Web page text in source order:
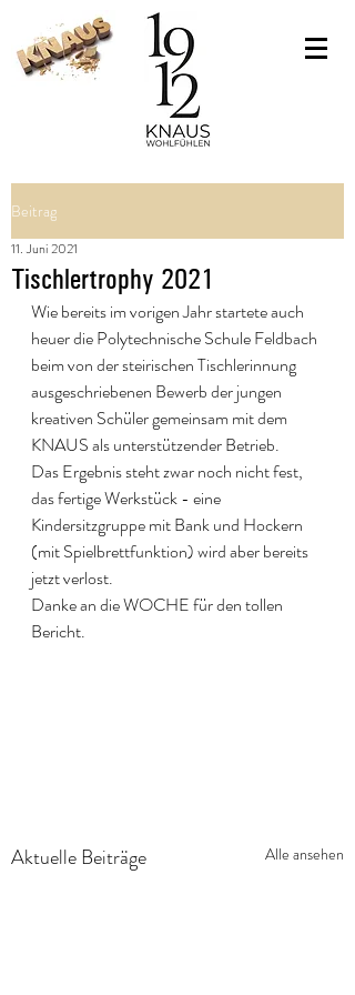
Beitrag
Tischlertrophy 2021
11. Juni 2021
Wie bereits im vorigen Jahr startete auch
heuer die Polytechnische Schule Feldbach
beim von der steirischen Tischlerinnung
ausgeschriebenen Bewerb der jungen
kreativen Schüler gemeinsam mit dem
KNAUS als unterstützender Betrieb.
Das Ergebnis steht zwar noch nicht fest,
das fertige Werkstück - eine
Kindersitzgruppe mit Bank und Hockern
(mit Spielbrettfunktion) wird aber bereits
jetzt verlost.
Danke an die WOCHE für den tollen
Bericht.
Aktuelle Beiträge Alle ansehen